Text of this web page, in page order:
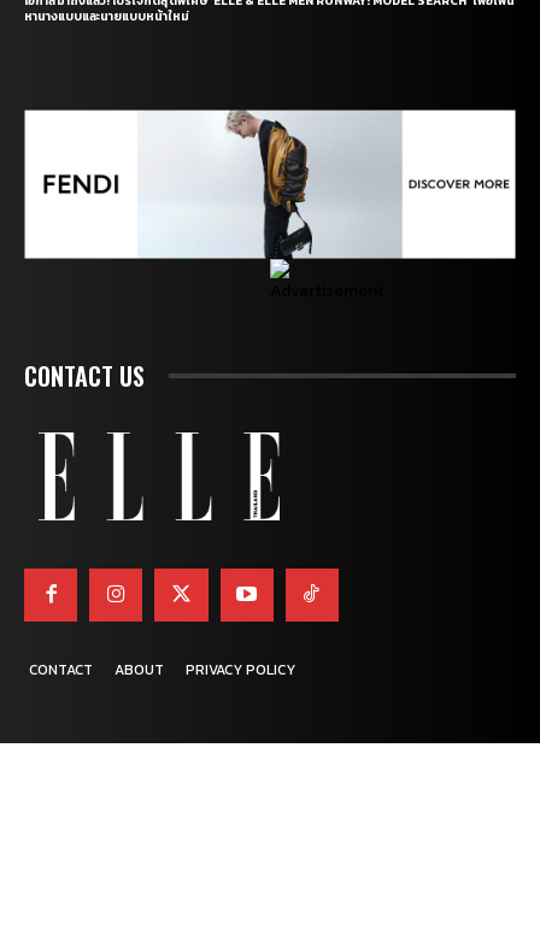
หานางแบบและนายแบบหน้าใหม่
CONTACT US
CONTACT ABOUT PRIVACY POLICY